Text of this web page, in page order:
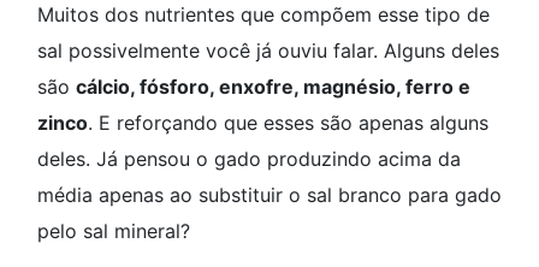
Muitos dos nutrientes que compõem esse tipo de
sal possivelmente você já ouviu falar. Alguns deles
são cálcio, fósforo, enxofre, magnésio, ferro e
zinco. E reforçando que esses são apenas alguns
deles. Já pensou o gado produzindo acima da
média apenas ao substituir o sal branco para gado
pelo sal mineral?